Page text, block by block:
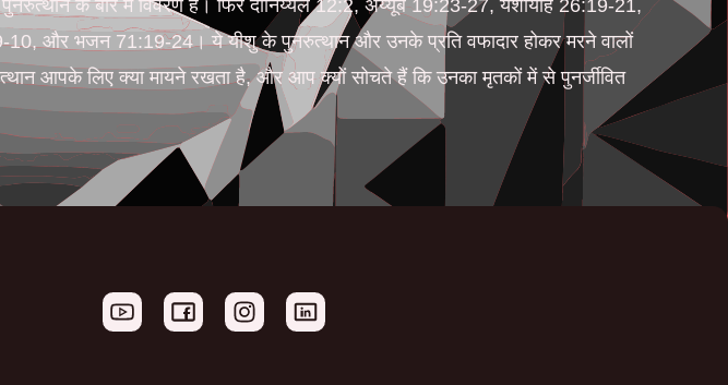
के बारे में विवरण हैं। फिर दानिय्येल 12:2, अय्यूब 19:23-27, यशायाह 26:19-21,
और भजन 71:19-24। ये यीशु के पुनरुत्थान और उनके प्रति वफादार होकर मरने वालों
आपके लिए क्या मायने रखता है, और आप क्यों सोचते हैं कि उनका मृतकों में से पुनर्जीवित